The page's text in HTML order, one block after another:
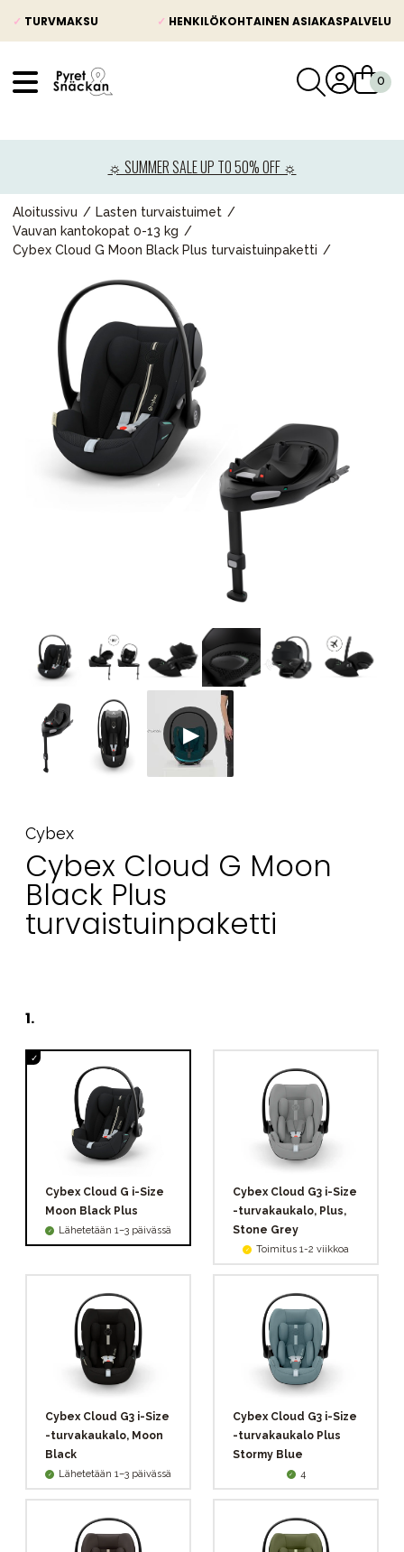
✓ TURVMAKSU ✓ HENKILÖKOHTAINEN ASIAKASPALVELU
☼ SUMMER SALE UP TO 50% OFF ☼
Aloitussivu
Lasten turvaistuimet
Vauvan kantokopat 0-13 kg
Cybex Cloud G Moon Black Plus turvaistuinpaketti
Cybex
Cybex Cloud G Moon
Black Plus
turvaistuinpaketti
1.
Cybex Cloud G i-Size
Moon Black Plus
Lähetetään 1–3 päivässä
Cybex Cloud G3 i-Size
-turvakaukalo, Plus,
Stone Grey
Toimitus 1-2 viikkoa
Cybex Cloud G3 i-Size
-turvakaukalo, Moon
Black
Lähetetään 1–3 päivässä
Cybex Cloud G3 i-Size
-turvakaukalo Plus
Stormy Blue
4
Lastenvaunut
Lasten turvaistuimet
Vauvan paketti
Lapsi & vauva
Lelut ja pelit
Äiti & Isä
Huonekalut & vuodevaatteet
Tarvikkeet
Varaosat
Kampanjat
Lahjavinkkejä
Suosikit
Tavaramerkit
Aurinko ja uinti Outlet
Opas
Ota meihin yhteyttä osoitteessa
Myymälämme